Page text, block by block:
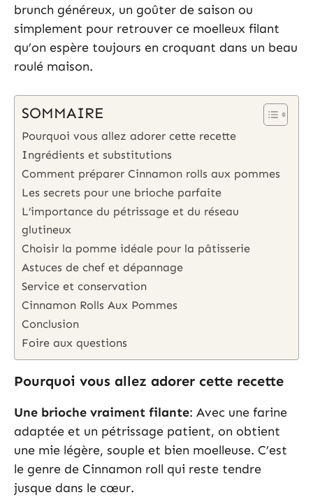
brunch généreux, un goûter de saison ou
simplement pour retrouver ce moelleux filant
qu’on espère toujours en croquant dans un beau
roulé maison.
SOMMAIRE
Pourquoi vous allez adorer cette recette
Ingrédients et substitutions
Comment préparer Cinnamon rolls aux pommes
Les secrets pour une brioche parfaite
L’importance du pétrissage et du réseau
glutineux
Choisir la pomme idéale pour la pâtisserie
Astuces de chef et dépannage
Service et conservation
Cinnamon Rolls Aux Pommes
Conclusion
Foire aux questions
Pourquoi vous allez adorer cette recette
Une brioche vraiment filante: Avec une farine
adaptée et un pétrissage patient, on obtient
une mie légère, souple et bien moelleuse. C’est
le genre de Cinnamon roll qui reste tendre
jusque dans le cœur.